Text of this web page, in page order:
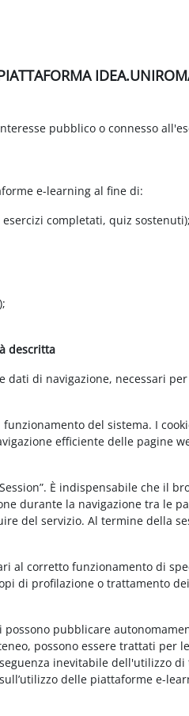
pubblico o connesso
e-learning al fine di:
completati, quiz sostenuti);
descritta
di navigazione, necessari per
del sistema. I
efficiente delle pagine
È indispensabile che il
durante la navigazione tra le
del servizio. Al termine della
al corretto funzionamento di
di profilazione o trattamento
pubblicare
possono essere trattati per
inevitabile dell'utilizzo
delle piattaforme e-